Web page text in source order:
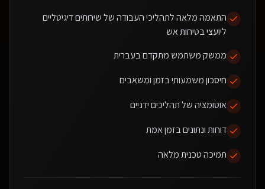
התאמה מלאה לתהליכי העבודה של שירותים דיגיטליים
ליועצי בטיחות אש
ממשק משתמש מתקדם בעברית
חיסכון משמעותי בזמן ומשאבים
אוטומציה של תהליכים ידניים
דוחות ונתונים בזמן אמת
תמיכה טכנית מלאה